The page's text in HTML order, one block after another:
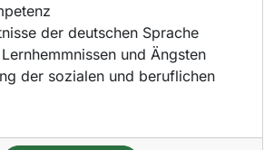
der deutschen Sprache
und Ängsten
der sozialen und beruflichen